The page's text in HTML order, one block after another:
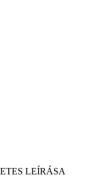
LEÍRÁSA